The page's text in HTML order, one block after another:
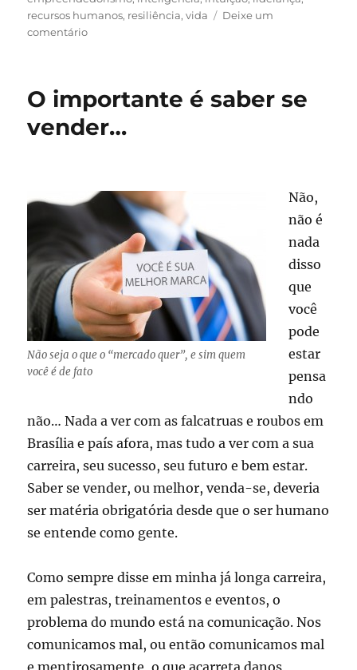
recursos humanos, resiliência,vida
Deixe um
comentárioem
resiliência
–
Conheça
pessoas
com
resiliência
O importante é saber se
vender…
Não seja o que o “mercado quer”, e sim quem
você é de fato
Não,
não é
nada
disso
que
você
pode
estar
pensa
ndo
não… Nada a ver com as falcatruas e roubos em
Brasília e país afora, mas tudo a ver com a sua
carreira, seu sucesso, seu futuro e bem estar.
Saber se vender, ou melhor, venda-se, deveria
ser matéria obrigatória desde que o ser humano
se entende como gente.
Como sempre disse em minha já longa carreira,
em palestras, treinamentos e eventos, o
problema do mundo está na comunicação. Nos
comunicamos mal, ou então comunicamos mal